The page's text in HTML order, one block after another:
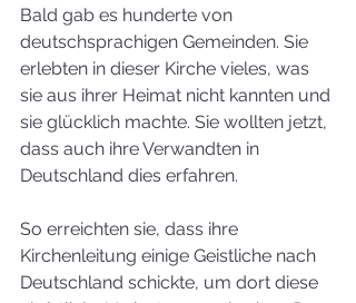
Bald gab es hunderte von
deutschsprachigen Gemeinden. Sie
erlebten in dieser Kirche vieles, was
sie aus ihrer Heimat nicht kannten und
sie glücklich machte. Sie wollten jetzt,
dass auch ihre Verwandten in
Deutschland dies erfahren.
So erreichten sie, dass ihre
Kirchenleitung einige Geistliche nach
Deutschland schickte, um dort diese